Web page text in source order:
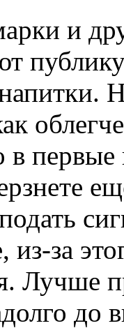
и
первые
из-за
Лучше
до